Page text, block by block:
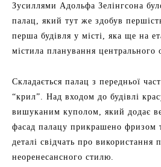
Зусиллями Адольфа Зелінгсона
палац, який тут же здобув
перша будівля у місті, яка ще на
містила планування центрального
Складається палац з передньої
“крил”. Над входом до будівлі
вишуканим куполом, який додає
фасад палацу прикрашено фризом
деталі свідчать про використання
неоренесансного стилю.